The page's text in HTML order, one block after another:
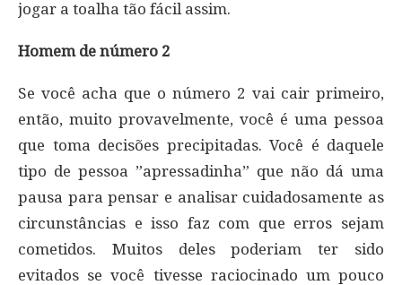
jogar a toalha tão fácil assim.
Homem de número 2
Se você acha que o número 2 vai cair primeiro,
então, muito provavelmente, você é uma pessoa
que toma decisões precipitadas. Você é daquele
tipo de pessoa ”apressadinha” que não dá uma
pausa para pensar e analisar cuidadosamente as
circunstâncias e isso faz com que erros sejam
cometidos. Muitos deles poderiam ter sido
evitados se você tivesse raciocinado um pouco